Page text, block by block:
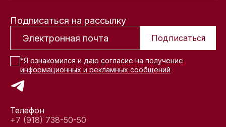
Подписаться на рассылку
Подписаться
*Я ознакомился и даю согласие на получение
информационных и рекламных сообщений
Телефон
+7 (918) 738-50-50